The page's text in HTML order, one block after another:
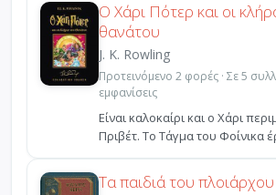
Ο Χάρι Πότερ και οι
θανάτου
J. K. Rowling
Προτεινόμενο 2 φορές · Σε 5
εμφανίσεις
Είναι καλοκαίρι και ο Χάρι
Πριβέτ. Το Τάγμα του Φοίνικα
φυγαδεύσει...
Τα παιδιά του